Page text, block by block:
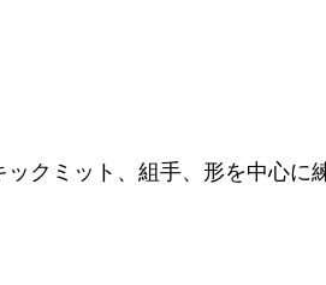
クミット、組手、形を中心に